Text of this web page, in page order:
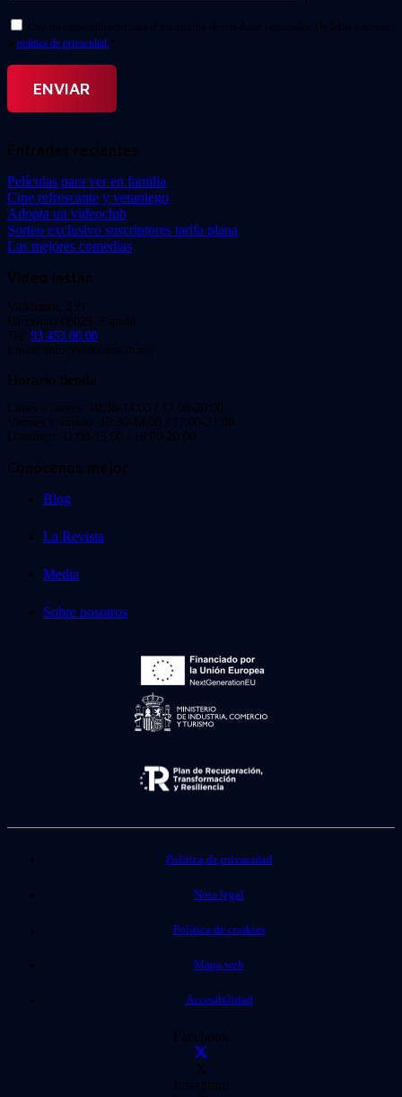
Doy mi consentimiento para el tratamiento de mis datos personales. He leído y acepto
la política de privacidad. *
Entradas recientes
Películas para ver en familia
Cine refrescante y veraniego
Adopta un videoclub
Sorteo exclusivo suscriptores tarifa plana
Las mejores comedias
Video Instan
Viladomat, 239
Barcelona 08029. España.
Tel: 93 453 00 00
Email: info@videoinstan.net
Horario tienda
Lunes a jueves: 10:30-14:00 / 17:00-20:00
Viernes y sábado: 10:30-14:00 / 17:00-21:00
Domingo: 11:00-15:00 / 16:00-20:00
Conócenos mejor
Blog
La Revista
Media
Sobre nosotros
Política de privacidad
Nota legal
Política de cookies
Mapa web
Accesibilidad
Facebook
X
Instagram